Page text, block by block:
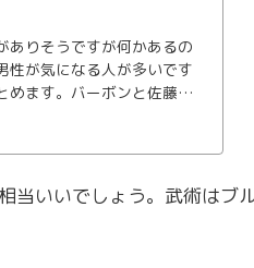
ありそうですが何かあるの
性が気になる人が多いです
めます。バーボンと佐藤刑
当いいでしょう。武術はブ